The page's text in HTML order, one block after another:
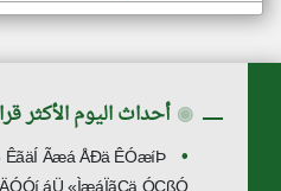
◉ أحداث اليوم الأكثر
ÊãäÍ Ãæá ÅÐä ÊÓæíÞ